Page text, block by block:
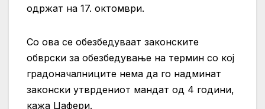
одржат на 17. октомври.
Со ова се обезбедуваат законските
обврски за обезбедување на термин со кој
градоначалниците нема да го надминат
законски утврдениот мандат од 4 години,
кажа Џафери.